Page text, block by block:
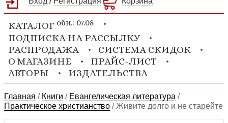
КАТАЛОГ обн.: 07.08
ПОДПИСКА НА РАССЫЛКУ
РАСПРОДАЖА
СИСТЕМА СКИДОК
О МАГАЗИНЕ
ПРАЙС-ЛИСТ
АВТОРЫ
ИЗДАТЕЛЬСТВА
Главная / Книги / Евангелическая литература /
Практическое христианство / Живите долго и не старейте